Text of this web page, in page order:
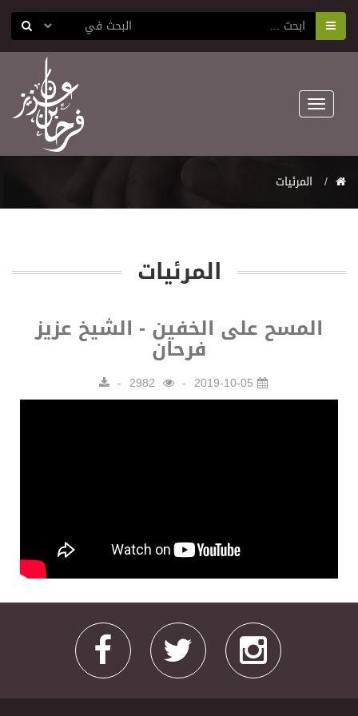
Toggle
navigation
المرئيات
المرئيات
المسح على الخفين - الشيخ عزيز
فرحان
2019-10-05